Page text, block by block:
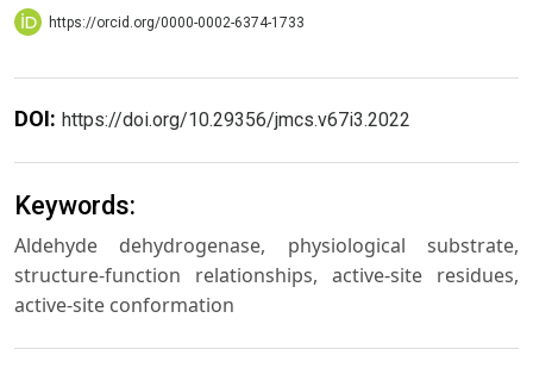
https://orcid.org/0000-0002-6374-1733
DOI: https://doi.org/10.29356/jmcs.v67i3.2022
Keywords:
Aldehyde dehydrogenase, physiological substrate,
structure-function relationships, active-site residues,
active-site conformation